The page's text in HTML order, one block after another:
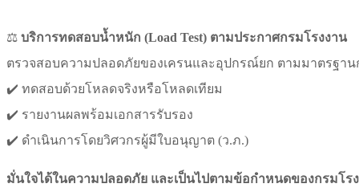
⚖️ บริการทดสอบน้ำหนัก (Load Test) ตามประกาศกรมโรงงาน
ตรวจสอบความปลอดภัยของเครนและอุปกรณ์ยก ตามมาตรฐา
✔️ ทดสอบด้วยโหลดจริงหรือโหลดเทียม
✔️ รายงานผลพร้อมเอกสารรับรอง
✔️ ดำเนินการโดยวิศวกรผู้มีใบอนุญาต (ว.ภ.)
มั่นใจได้ในความปลอดภัย และเป็นไปตามข้อกำหนดของกรมโร